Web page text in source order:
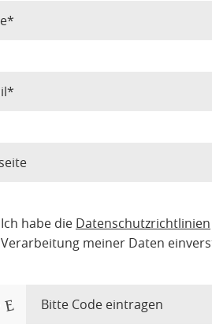
Ich habe die Datenschutzrichtlinien
Verarbeitung meiner Daten